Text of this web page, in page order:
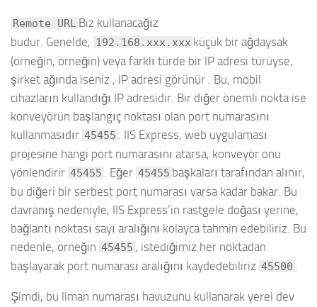
Remote URL Biz kullanacağız
budur. Genelde, 192.168.xxx.xxx küçük bir ağdaysak
(örneğin, örneğin) veya farklı türde bir IP adresi türüyse,
şirket ağında iseniz , IP adresi görünür . Bu, mobil
cihazların kullandığı IP adresidir. Bir diğer önemli nokta ise
konveyörün başlangıç ​​noktası olan port numarasını
kullanmasıdır 45455
. IIS Express, web uygulaması
projesine hangi port numarasını atarsa, konveyör onu
yönlendirir 45455 . Eğer 45455 başkaları tarafından alınır,
bu diğeri bir serbest port numarası varsa kadar bakar. Bu
davranış nedeniyle, IIS Express’in rastgele doğası yerine,
bağlantı noktası sayı aralığını kolayca tahmin edebiliriz. Bu
nedenle, örneğin 45455 , istediğimiz her noktadan
başlayarak port numarası aralığını kaydedebiliriz 45500
Şimdi, bu liman numarası havuzunu kullanarak yerel dev